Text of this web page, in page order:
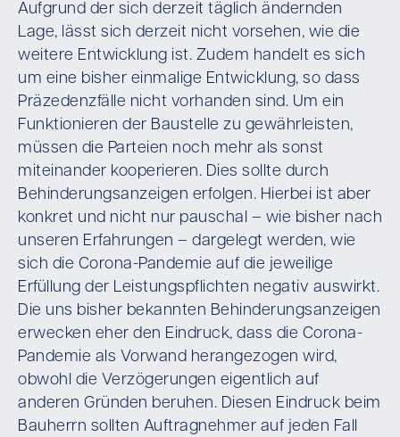
Aufgrund der sich derzeit täglich ändernden
Lage, lässt sich derzeit nicht vorsehen, wie die
weitere Entwicklung ist. Zudem handelt es sich
um eine bisher einmalige Entwicklung, so dass
Präzedenzfälle nicht vorhanden sind. Um ein
Funktionieren der Baustelle zu gewährleisten,
müssen die Parteien noch mehr als sonst
miteinander kooperieren. Dies sollte durch
Behinderungsanzeigen erfolgen. Hierbei ist aber
konkret und nicht nur pauschal – wie bisher nach
unseren Erfahrungen – dargelegt werden, wie
sich die Corona-Pandemie auf die jeweilige
Erfüllung der Leistungspflichten negativ auswirkt.
Die uns bisher bekannten Behinderungsanzeigen
erwecken eher den Eindruck, dass die Corona-
Pandemie als Vorwand herangezogen wird,
obwohl die Verzögerungen eigentlich auf
anderen Gründen beruhen. Diesen Eindruck beim
Bauherrn sollten Auftragnehmer auf jeden Fall